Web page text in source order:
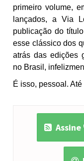
primeiro volume,
lançados, a Via
publicação do
esse clássico dos
atrás das edições
no Brasil,
É isso, pessoal.